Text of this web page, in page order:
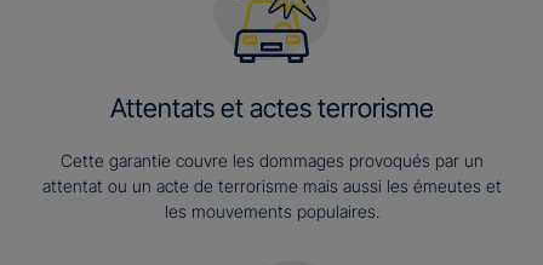
Attentats et actes terrorisme
Cette garantie couvre les dommages provoqués par un
attentat ou un acte de terrorisme mais aussi les émeutes et
les mouvements populaires.